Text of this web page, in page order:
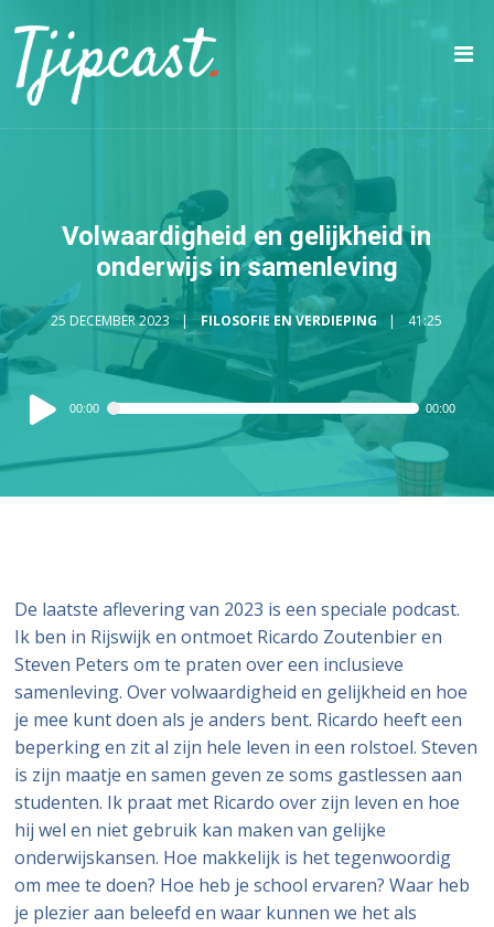
Volwaardigheid en gelijkheid in
onderwijs in samenleving
25 DECEMBER 2023 FILOSOFIE EN VERDIEPING 41:25
Audiospeler
00:00 00:00
De laatste aflevering van 2023 is een speciale podcast.
Ik ben in Rijswijk en ontmoet Ricardo Zoutenbier en
Steven Peters om te praten over een inclusieve
samenleving. Over volwaardigheid en gelijkheid en hoe
je mee kunt doen als je anders bent. Ricardo heeft een
beperking en zit al zijn hele leven in een rolstoel. Steven
is zijn maatje en samen geven ze soms gastlessen aan
studenten. Ik praat met Ricardo over zijn leven en hoe
hij wel en niet gebruik kan maken van gelijke
onderwijskansen. Hoe makkelijk is het tegenwoordig
om mee te doen? Hoe heb je school ervaren? Waar heb
je plezier aan beleefd en waar kunnen we het als